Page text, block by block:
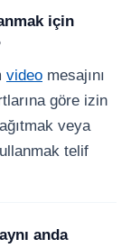
için
video mesajını
göre izin
veya
telif
anda